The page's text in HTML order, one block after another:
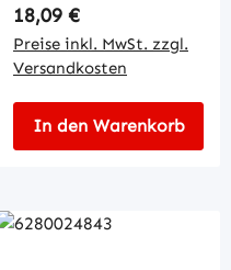
Regulärer Preis:
18,09 €
Preise inkl. MwSt. zzgl.
Versandkosten
In den Warenkorb